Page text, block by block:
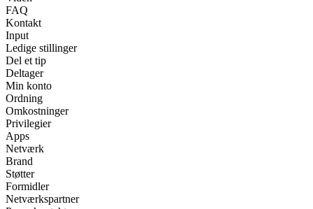
FAQ
Kontakt
Input
Ledige stillinger
Del et tip
Deltager
Min konto
Ordning
Omkostninger
Privilegier
Apps
Netværk
Brand
Støtter
Formidler
Netværkspartner